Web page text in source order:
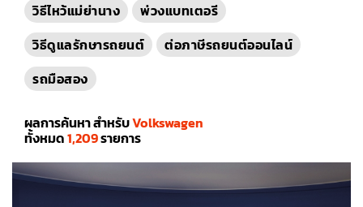
วิธีไหว้แม่ย่านาง
พ่วงแบทเตอรี
วิธีดูแลรักษารถยนต์
ต่อภาษีรถยนต์ออนไลน์
รถมือสอง
ผลการค้นหา สำหรับVolkswagen
ทั้งหมด1,209รายการ